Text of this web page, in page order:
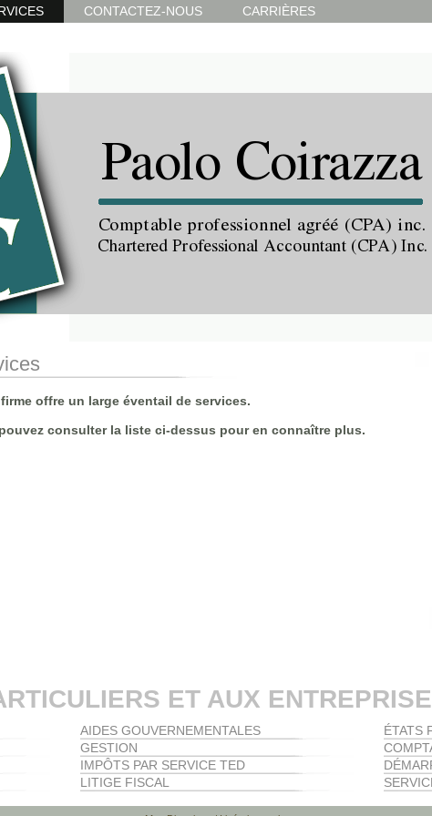
CONTACTEZ-NOUS CARRIÈRES
offre un large éventail de services.
consulter la liste ci-dessus pour en connaître plus.
ET AUX
AIDES GOUVERNEMENTALES
GESTION
IMPÔTS PAR SERVICE TED
LITIGE FISCAL
ÉTATS